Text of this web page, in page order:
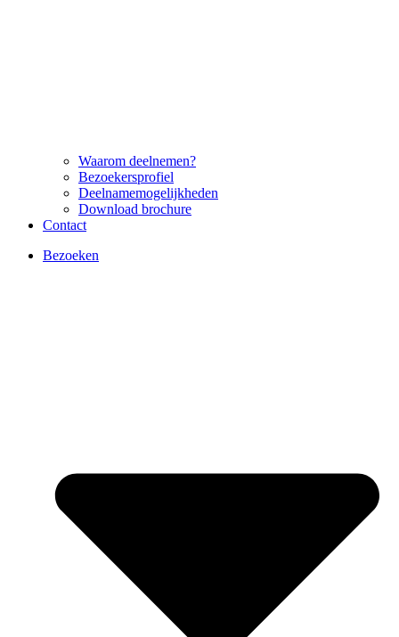
Waarom deelnemen?
Bezoekersprofiel
Deelnamemogelijkheden
Download brochure
Contact
Bezoeken